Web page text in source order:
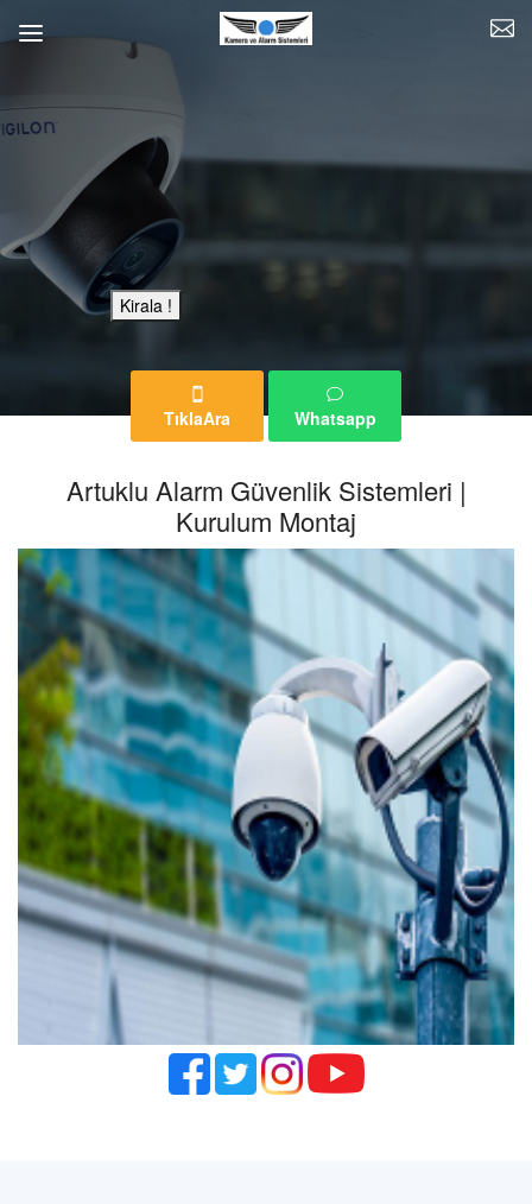
TıklaAra Whatsapp
Bu Reklam Sayfası Kiralıktır.
Kirala !
Artuklu Alarm Güvenlik Sistemleri |
Kurulum Montaj